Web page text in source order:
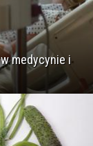
medycynie i